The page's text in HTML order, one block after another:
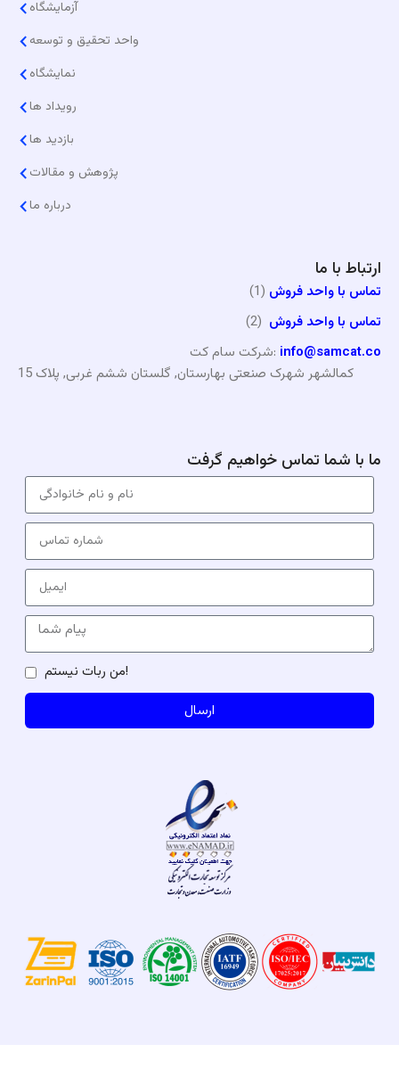
آزمایشگاه
واحد تحقیق و توسعه
نمایشگاه
رویداد ها
بازدید ها
پژوهش و مقالات
درباره ما
ارتباط با ما
تماس با واحد فروش (1)
تماس با واحد فروش (2)
شرکت سام کت: info@samcat.co
کمالشهر شهرک صنعتی بهارستان, گلستان ششم غربی, پلاک 15
ما با شما تماس خواهیم گرفت
من ربات نیستم!
ارسال